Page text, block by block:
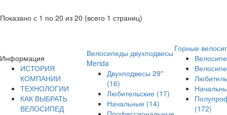
Показано с 1 по 20 из 20 (всего 1 страниц)
Информация
ИСТОРИЯ
КОМПАНИИ
ТЕХНОЛОГИИ
КАК ВЫБРАТЬ
ВЕЛОСИПЕД
Велосипеды двухподвесы
Merida
Двухподвесы 29"
(16)
Любительские (17)
Начальные (14)
Горные
(172)